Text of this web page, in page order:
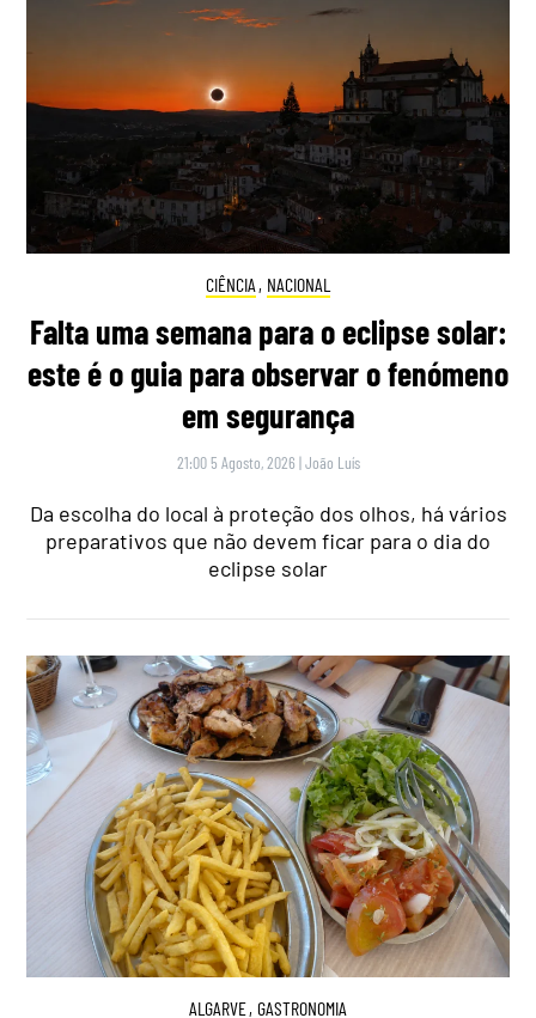
CIÊNCIA , NACIONAL
Falta uma semana para o eclipse solar:
este é o guia para observar o fenómeno
em segurança
21:00 5 Agosto, 2026 |João Luís
Da escolha do local à proteção dos olhos, há vários
preparativos que não devem ficar para o dia do
eclipse solar
ALGARVE, GASTRONOMIA